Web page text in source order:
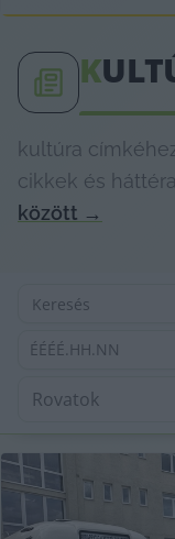
K
kultúra
cikkek és
között →
ÉÉÉÉ.HH.NN